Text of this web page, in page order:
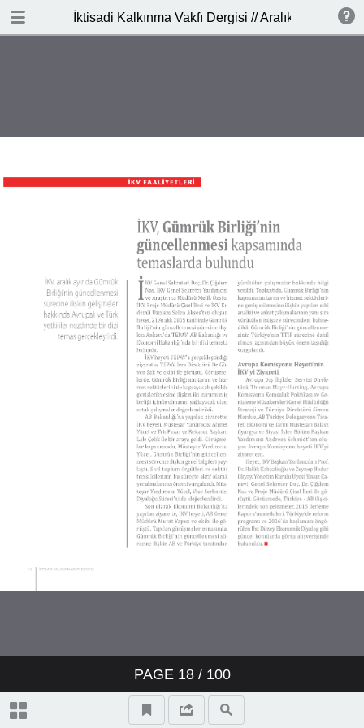
İktisadi Kalkınma Vakfı Dergisi // Aralık 2015
PAGE 18/ 100
DOWNLOAD